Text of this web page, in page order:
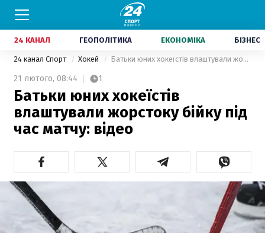
24 КАНАЛ ГЕОПОЛІТИКА ЕКОНОМІКА БІЗНЕС
24 канал Спорт Хокей Батьки юних хокеїстів влаштували жорстоку бійку під час матчу: відео
21 лютого, 08:44 1
Батьки юних хокеїстів
влаштували жорстоку бійку під
час матчу: відео